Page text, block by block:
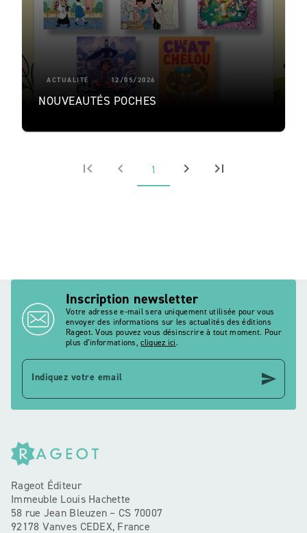
ACTUALITÉ 12/05/2026
NOUVEAUTÉS POCHES
first_page chevron_left 1 chevron_right last_page
Inscription newsletter
Votre adresse e-mail sera uniquement utilisée pour vous
envoyer des informations sur les actualités des éditions
Rageot. Vous pouvez vous désinscrire à tout moment. Pour
plus d’informations,cliquez ici.
Indiquez votre email send
Rageot Éditeur
Immeuble Louis Hachette
58 rue Jean Bleuzen – CS 70007
92178 Vanves CEDEX, France